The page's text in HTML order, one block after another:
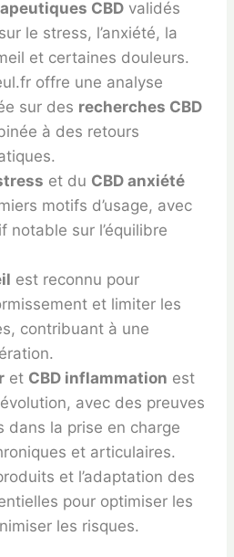
CBD validés
le stress, l’anxiété, la
et certaines douleurs.
offre une analyse
sur des recherches CBD
à des retours
et du CBD anxiété
motifs d’usage, avec
notable sur l’équilibre
est reconnu pour
et limiter les
contribuant à une
et CBD inflammation est
avec des preuves
dans la prise en charge
et articulaires.
et l’adaptation des
pour optimiser les
les risques.